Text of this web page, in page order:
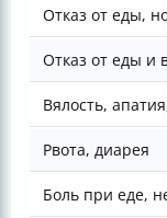
Отказ от еды,
Отказ от еды и
Вялость,
Рвота, диарея
Боль при еде,